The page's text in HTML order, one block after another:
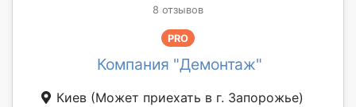
8 отзывов
PRO
Компания "Демонтаж"
Киев (Может приехать в г. Запорожье)